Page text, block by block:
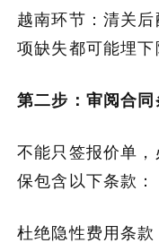
越南环节：清关
项缺失都可能埋下
第二步：审阅合
不能只签报价单
保包含以下条款：
杜绝隐性费用条